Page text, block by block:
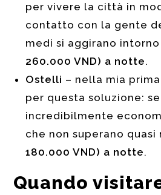
per vivere la città in
contatto con la gente
medi si aggirano
260.000 VND) a notte.
Ostelli – nella mia
per questa soluzione:
incredibilmente
che non superano
180.000 VND) a notte.
Quando